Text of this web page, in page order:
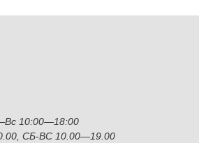
10:00—18:00
СБ-ВС 10.00—19.00